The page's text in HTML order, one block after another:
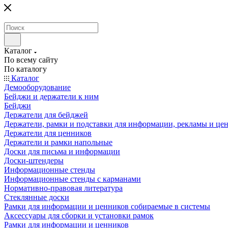
Каталог
По всему сайту
По каталогу
Каталог
Демооборудование
Бейджи и держатели к ним
Бейджи
Держатели для бейджей
Держатели, рамки и подставки для информации, рекламы и
Держатели для ценников
Держатели и рамки напольные
Доски для письма и информации
Доски-штендеры
Информационные стенды
Информационные стенды с карманами
Нормативно-правовая литература
Стеклянные доски
Рамки для информации и ценников собираемые в системы
Аксессуары для сборки и установки рамок
Рамки для информации и ценников